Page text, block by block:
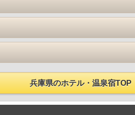
兵庫県のホテル・温泉宿TOP